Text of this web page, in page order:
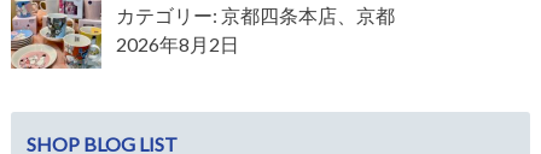
カテゴリー: 京都四条本店、京都
2026年8月2日
SHOP BLOG LIST